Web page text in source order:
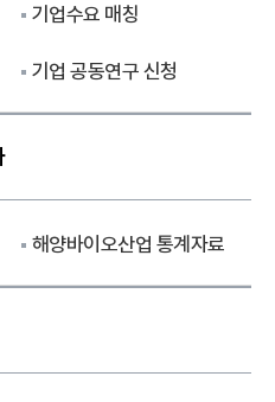
기업수요 매칭
기업 공동연구 신청
해양바이오산업 통계자료